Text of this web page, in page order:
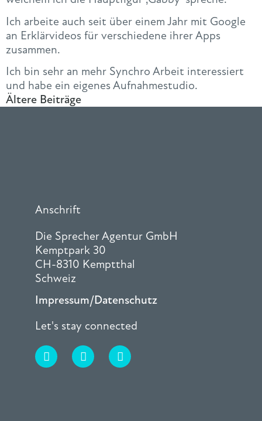
Ich arbeite auch seit über einem Jahr mit Google
an Erklärvideos für verschiedene ihrer Apps
zusammen.
Ich bin sehr an mehr Synchro Arbeit interessiert
und habe ein eigenes Aufnahmestudio.
Ältere Beiträge
Anschrift
Die Sprecher Agentur GmbH
Kemptpark 30
CH-8310 Kemptthal
Schweiz
Impressum/Datenschutz
Let's stay connected